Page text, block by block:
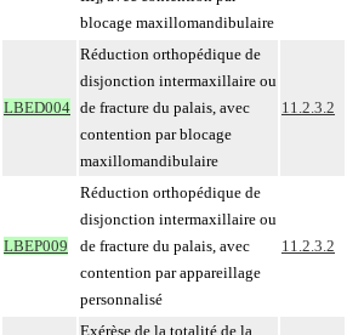
blocage maxillomandibulaire
LBED004
Réduction orthopédique de
disjonction intermaxillaire ou
de fracture du palais, avec
contention par blocage
maxillomandibulaire
11.2.3.2
LBEP009
Réduction orthopédique de
disjonction intermaxillaire ou
de fracture du palais, avec
contention par appareillage
personnalisé
11.2.3.2
Exérèse de la totalité de la